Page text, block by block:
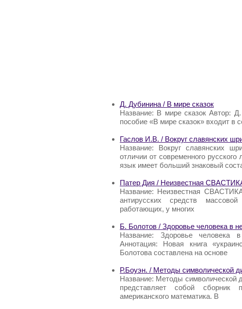
Д. Дубинина / В мире сказок
Название: В мире сказок Автор:
пособие «В мире сказок» входит в
Гаслов И.В. / Вокруг славянских
Название: Вокруг славянских
отличии от современного русского
язык имеет больший знаковый
Патер Дия / Неизвестная
Название: Неизвестная
антирусских средств
работающих, у многих
Б. Болотов / Здоровье человека в
Название: Здоровье
Аннотация: Новая книга
Болотова составлена на основе
Р.Боуэн. / Методы символической
Название: Методы символической
представляет собой сборник
американского математика. В